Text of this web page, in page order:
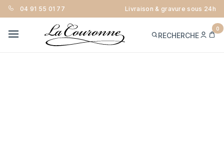
04 91 55 01 77 Livraison & gravure sous 24h
RECHERCHE
ME
0